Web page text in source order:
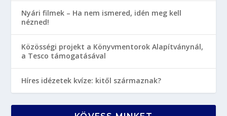
Nyári filmek – Ha nem ismered, idén meg kell
nézned!
Közösségi projekt a Könyvmentorok Alapítványnál,
a Tesco támogatásával
Híres idézetek kvíze: kitől származnak?